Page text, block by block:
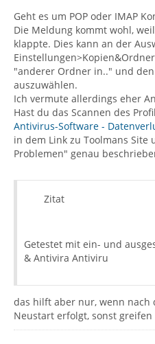
Geht es um POP oder IMAP
Die Meldung kommt wohl,
klappte. Dies kann an der
"anderer Ordner in.." und
auszuwählen.
Ich vermute allerdings eher
Hast du das Scannen des
Antivirus-Software -
in dem Link zu Toolmans Site
Problemen" genau
Zitat
Getestet mit ein- und
& Antivira Antiviru
das hilft aber nur, wenn nach
Neustart erfolgt, sonst